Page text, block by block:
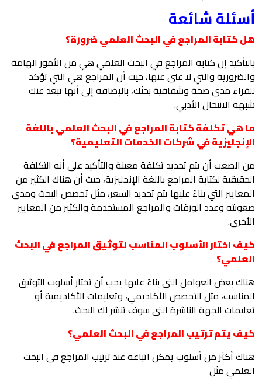
أسئلة شائعة
هل كتابة المراجع في البحث العلمي ضرورة؟
بالتأكيد إن كتابة المراجع في البحث العلمي هي من الأمور الهامة
والضرورية والتي لا غنى عنها، حيث أن المراجع هي التي تؤكد
للقراء مدى صحة وشفافية بحثك، بالإضافة إلى أنها تبعد عنك
شبهة الانتحال الأدبي.
ما هي تكلفة كتابة المراجع في البحث العلمي باللغة
الإنجليزية في شركات الخدمات التعليمية؟
من الصعب أن يتم تحديد تكلفة معينة والتأكيد على أنه التكلفة
الحقيقية لكتابة المراجع باللغة الإنجليزية، حيث أن هناك الكثير من
المعايير التي بناءً عليها يتم تحديد السعر، مثل تخصص البحث ومدى
صعوبته وعدد الورقات والمراجع المستخدمة والكثير من المعايير
الأخرى.
كيف اختار الأسلوب المناسب لتوثيق المراجع في البحث
العلمي؟
هناك بعض العوامل التي بناءً عليها يجب أن تختار أسلوب التوثيق
المناسب، مثل التخصص الأكاديمي، وتعليمات الأكاديمية أو
تعليمات الجهة الناشرة التي سوف تنشر لك البحث.
كيف يتم ترتيب المراجع في البحث العلمي؟
هناك أكثر من أسلوب يمكن اتباعه عند ترتيب المراجع في البحث
العلمي مثل